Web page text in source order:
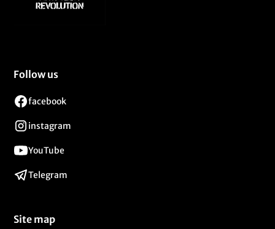
Follow us
facebook
instagram
YouTube
Telegram
Site map